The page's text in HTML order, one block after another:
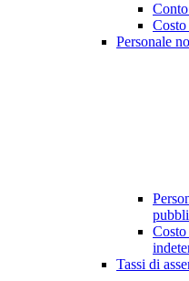
Costo
Personale
Costo
Tassi di